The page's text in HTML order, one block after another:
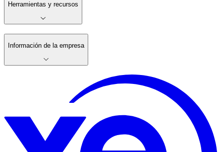
Herramientas y recursos
Información de la empresa